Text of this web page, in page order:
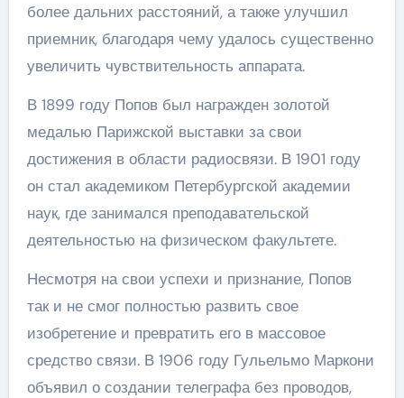
более дальних расстояний, а также улучшил
приемник, благодаря чему удалось существенно
увеличить чувствительность аппарата.
В 1899 году Попов был награжден золотой
медалью Парижской выставки за свои
достижения в области радиосвязи. В 1901 году
он стал академиком Петербургской академии
наук, где занимался преподавательской
деятельностью на физическом факультете.
Несмотря на свои успехи и признание, Попов
так и не смог полностью развить свое
изобретение и превратить его в массовое
средство связи. В 1906 году Гульельмо Маркони
объявил о создании телеграфа без проводов,